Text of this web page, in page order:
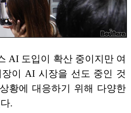
AI 도입이 확산 중이지만 여
이 AI 시장을 선도 중인 것
황에 대응하기 위해 다양한
.